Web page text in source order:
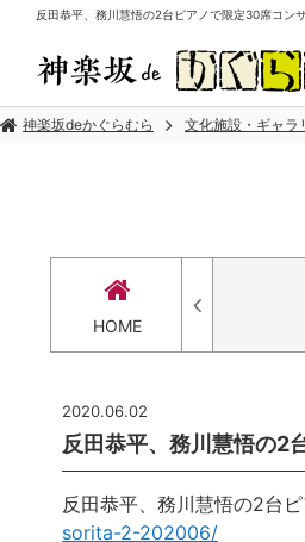
反田恭平、務川慧悟の2台ピアノで限定30席コン
神楽坂deかぐらむら 文化施設・ギャラ
HOME
2020.06.02
反田恭平、務川慧悟の2
反田恭平、務川慧悟の2台
sorita-2-202006/